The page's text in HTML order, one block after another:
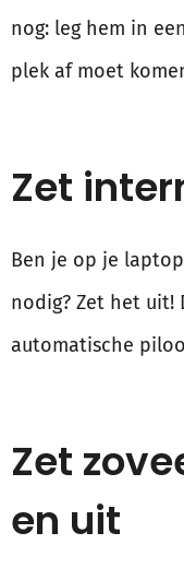
nog: leg hem in
plek af moet
Zet
Ben je op je
nodig? Zet het uit!
automatische
Zet
en uit